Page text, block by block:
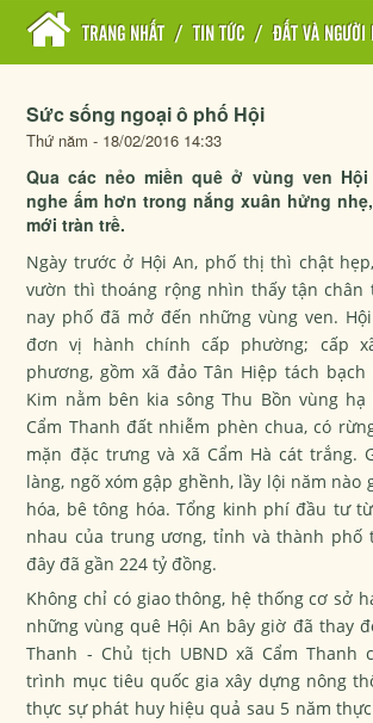
TRANG NHẤT / TIN TỨC / ĐẤT VÀ NGƯỜI
Sức sống ngoại ô phố Hội
Thứ năm - 18/02/2016 14:33
Qua các nẻo miền quê ở vùng ven
nghe ấm hơn trong nắng xuân hửng
mới tràn trề.
Ngày trước ở Hội An, phố thị thì chật
vườn thì thoáng rộng nhìn thấy tận chân
nay phố đã mở đến những vùng ven.
đơn vị hành chính cấp phường; cấp
phương, gồm xã đảo Tân Hiệp tách bạch
Kim nằm bên kia sông Thu Bồn vùng
Cẩm Thanh đất nhiễm phèn chua, có
mặn đặc trưng và xã Cẩm Hà cát trắng.
làng, ngõ xóm gập ghềnh, lầy lội năm nào
hóa, bê tông hóa. Tổng kinh phí đầu tư
nhau của trung ương, tỉnh và thành phố
đây đã gần 224 tỷ đồng.
Không chỉ có giao thông, hệ thống cơ sở
những vùng quê Hội An bây giờ đã thay
Thanh - Chủ tịch UBND xã Cẩm Thanh
trình mục tiêu quốc gia xây dựng nông
thực sự phát huy hiệu quả sau 5 năm